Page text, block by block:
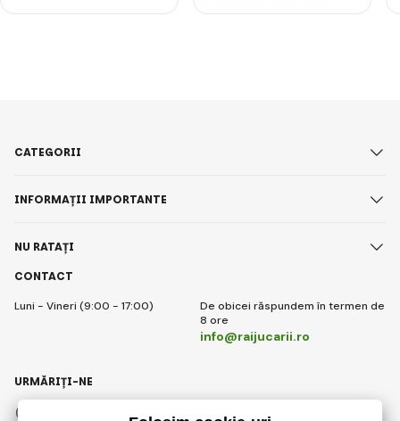
CONTACT
Luni - Vineri (9:00 - 17:00)
De obicei răspundem în termen de
8 ore
info@raijucarii.ro
CATEGORII
INFORMAȚII IMPORTANTE
NU RATAȚI
URMĂRIȚI-NE
Instagram